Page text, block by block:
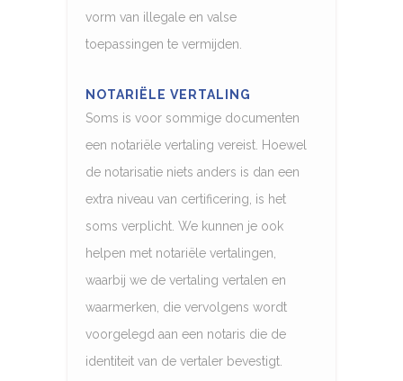
vorm van illegale en valse
toepassingen te vermijden.
NOTARIËLE VERTALING
Soms is voor sommige documenten
een notariële vertaling vereist. Hoewel
de notarisatie niets anders is dan een
extra niveau van certificering, is het
soms verplicht. We kunnen je ook
helpen met notariële vertalingen,
waarbij we de vertaling vertalen en
waarmerken, die vervolgens wordt
voorgelegd aan een notaris die de
identiteit van de vertaler bevestigt.